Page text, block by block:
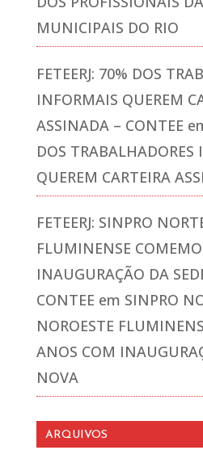
MUNICIPAIS DO RIO
FETEERJ: 70% DOS
INFORMAIS QUEREM
ASSINADA – CONTEE
DOS TRABALHADORES
QUEREM CARTEIRA
FETEERJ: SINPRO
FLUMINENSE
INAUGURAÇÃO DA
CONTEE em SINPRO
NOROESTE
ANOS COM
NOVA
ARQUIVOS